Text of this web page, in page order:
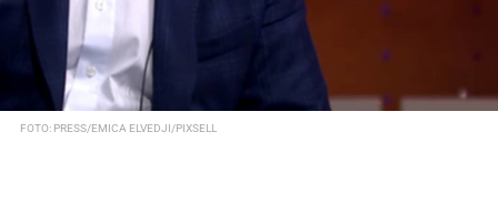
FOTO: PRESS/EMICA ELVEDJI/PIXSELL